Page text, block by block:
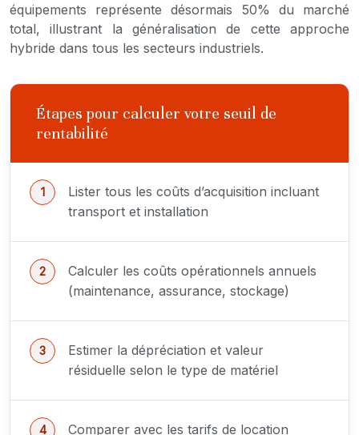
équipements représente désormais 50% du marché
total, illustrant la généralisation de cette approche
hybride dans tous les secteurs industriels.
Étapes pour calculer votre seuil de
rentabilité
Lister tous les coûts d’acquisition incluant
transport et installation
Calculer les coûts opérationnels annuels
(maintenance, assurance, stockage)
Estimer la dépréciation et valeur
résiduelle selon le type de matériel
Comparer avec les tarifs de location